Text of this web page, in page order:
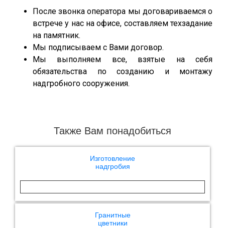
После звонка оператора мы договариваемся о
встрече у нас на офисе, составляем техзадание
на памятник.
Мы подписываем с Вами договор.
Мы выполняем все, взятые на себя
обязательства по созданию и монтажу
надгробного сооружения.
Также Вам понадобиться
Изготовление
надгробия
Гранитные
цветники